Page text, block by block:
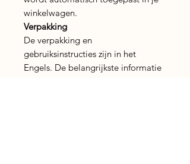
winkelwagen.
Verpakking
De verpakking en
gebruiksinstructies zijn in het
Engels. De belangrijkste informatie